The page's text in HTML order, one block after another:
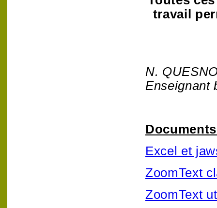
travail
N.
Enseignant
Excel et
ZoomText
ZoomText